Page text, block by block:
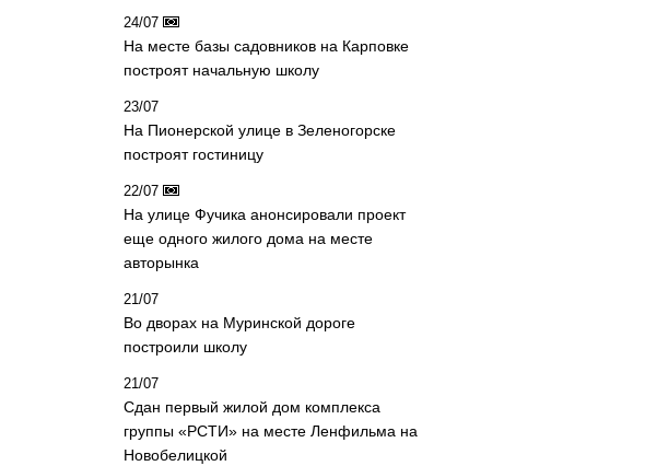
24/07
На месте базы садовников на Карповке
построят начальную школу
23/07
На Пионерской улице в Зеленогорске
построят гостиницу
22/07
На улице Фучика анонсировали проект
еще одного жилого дома на месте
авторынка
21/07
Во дворах на Муринской дороге
построили школу
21/07
Сдан первый жилой дом комплекса
группы «РСТИ» на месте Ленфильма на
Новобелицкой